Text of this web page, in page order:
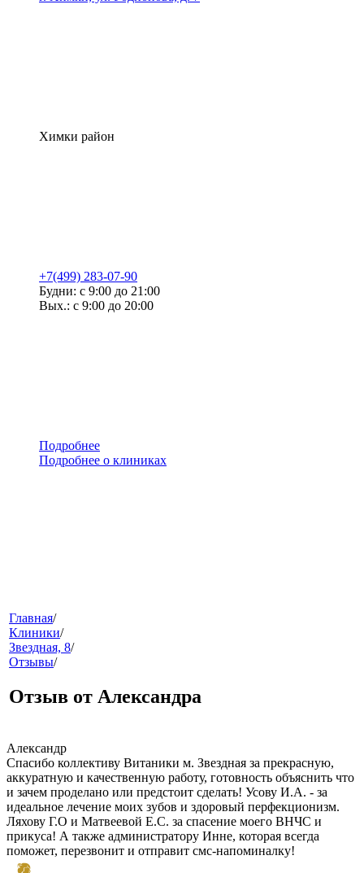
Химки район
+7(499) 283-07-90
Будни: с 9:00 до 21:00
Вых.: с 9:00 до 20:00
Подробнее
Подробнее о клиниках
меню
звонок
Главная/
Клиники/
Звездная, 8/
Отзывы/
Отзыв от Александра
Александр
Спасибо коллективу Витаники м. Звездная за прекрасную,
аккуратную и качественную работу, готовность объяснить что
и зачем проделано или предстоит сделать! Усову И.А. - за
идеальное лечение моих зубов и здоровый перфекционизм.
Ляхову Г.О и Матвеевой Е.С. за спасение моего ВНЧС и
прикуса! А также администратору Инне, которая всегда
поможет, перезвонит и отправит смс-напоминалку!